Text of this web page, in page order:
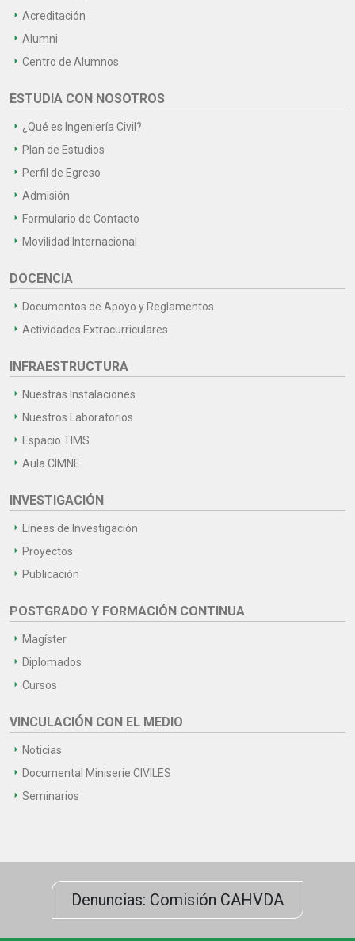
Acreditación
Alumni
Centro de Alumnos
ESTUDIA CON NOSOTROS
¿Qué es Ingeniería Civil?
Plan de Estudios
Perfil de Egreso
Admisión
Formulario de Contacto
Movilidad Internacional
DOCENCIA
Documentos de Apoyo y Reglamentos
Actividades Extracurriculares
INFRAESTRUCTURA
Nuestras Instalaciones
Nuestros Laboratorios
Espacio TIMS
Aula CIMNE
INVESTIGACIÓN
Líneas de Investigación
Proyectos
Publicación
POSTGRADO Y FORMACIÓN CONTINUA
Magíster
Diplomados
Cursos
VINCULACIÓN CON EL MEDIO
Noticias
Documental Miniserie CIVILES
Seminarios
Denuncias: Comisión CAHVDA